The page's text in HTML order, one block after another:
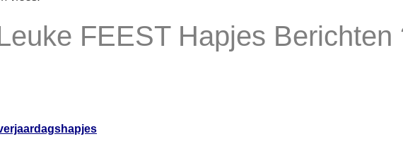
FEEST Hapjes Berichten